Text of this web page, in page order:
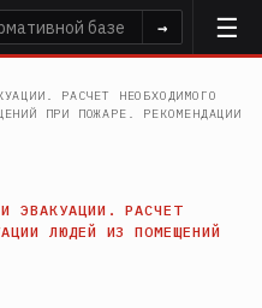
→
РАСЧЕТ НЕОБХОДИМОГО
ПРИ ПОЖАРЕ. РЕКОМЕНДАЦИИ
ЭВАКУАЦИИ. РАСЧЕТ
ЛЮДЕЙ ИЗ ПОМЕЩЕНИЙ